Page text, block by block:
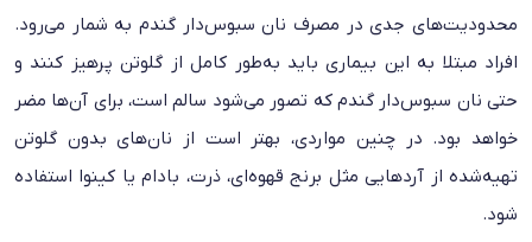
محدودیت‌های جدی در مصرف نان سبوس‌دار گندم به شمار می‌رود.
افراد مبتلا به این بیماری باید به‌طور کامل از گلوتن پرهیز کنند و
حتی نان سبوس‌دار گندم که تصور می‌شود سالم است، برای آن‌ها مضر
خواهد بود. در چنین مواردی، بهتر است از نان‌های بدون گلوتن
تهیه‌شده از آردهایی مثل برنج قهوه‌ای، ذرت، بادام یا کینوا استفاده
شود.